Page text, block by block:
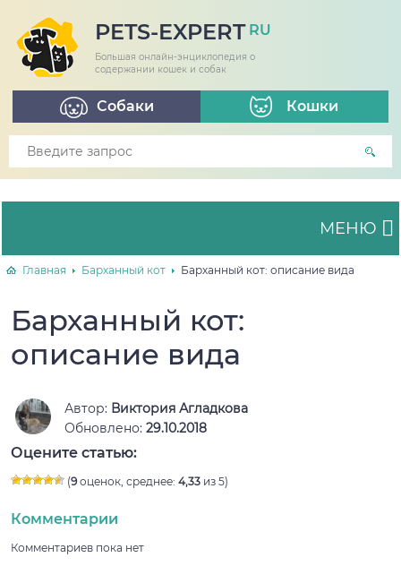
PETS-EXPERT RU
Большая онлайн-энциклопедия о
содержании кошек и собак
Собаки Кошки
МЕНЮ
Главная Барханный кот Барханный кот: описание вида
Барханный кот:
описание вида
Автор: Виктория Агладкова
Обновлено: 29.10.2018
Оцените статью:
(9оценок, среднее: 4,33из 5)
Комментарии
Комментариев пока нет